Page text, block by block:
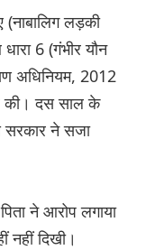
लड़की
6 (गंभीर यौन
अधिनियम, 2012
की। दस साल के
सरकार ने सजा
ने आरोप लगाया
नहीं दिखी।